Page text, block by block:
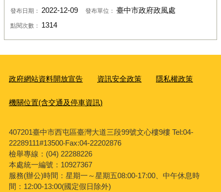
發布日期： 2022-12-09 發布單位： 臺中市政府政風處
點閱次數： 1314
政府網站資料開放宣告 資訊安全政策 隱私權政策
機關位置(含交通及停車資訊)
407201臺中市西屯區臺灣大道三段99號文心樓9樓 Tel:04-
22289111#13500‧Fax:04-22202876
檢舉專線：(04) 22288226
本處統一編號：10927367
服務(辦公)時間：星期一～星期五08:00-17:00、中午休息時
間：12:00-13:00(國定假日除外)